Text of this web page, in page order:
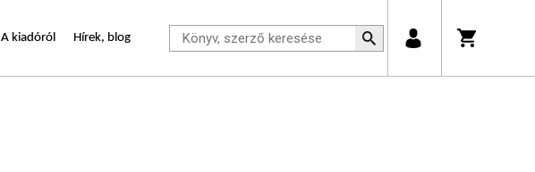
A kiadóról Hírek, blog